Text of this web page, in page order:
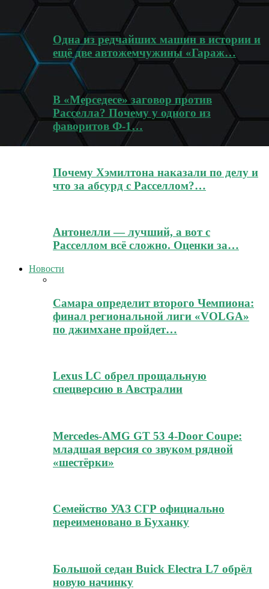
Одна из редчайших машин в истории и
ещё две автожемчужины «Гараж…
В «Мерседесе» заговор против
Расселла? Почему у одного из
фаворитов Ф-1…
Почему Хэмилтона наказали по делу и
что за абсурд с Расселлом?…
Антонелли — лучший, а вот с
Расселлом всё сложно. Оценки за…
Новости
Самара определит второго Чемпиона:
финал региональной лиги «VOLGA»
по джимхане пройдет…
Lexus LC обрел прощальную
спецверсию в Австралии
Mercedes-AMG GT 53 4-Door Coupe:
младшая версия со звуком рядной
«шестёрки»
Семейство УАЗ СГР официально
переименовано в Буханку
Большой седан Buick Electra L7 обрёл
новую начинку